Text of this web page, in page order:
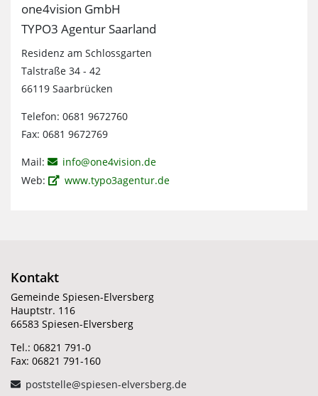
one4vision GmbH
TYPO3 Agentur Saarland
Residenz am Schlossgarten
Talstraße 34 - 42
66119 Saarbrücken
Telefon: 0681 9672760
Fax: 0681 9672769
Mail:
info@one4vision.de
Web:
www.typo3agentur.de
Kontakt
Gemeinde Spiesen-Elversberg
Hauptstr. 116
66583 Spiesen-Elversberg
Tel.: 06821 791-0
Fax: 06821 791-160
poststelle@spiesen-elversberg.de